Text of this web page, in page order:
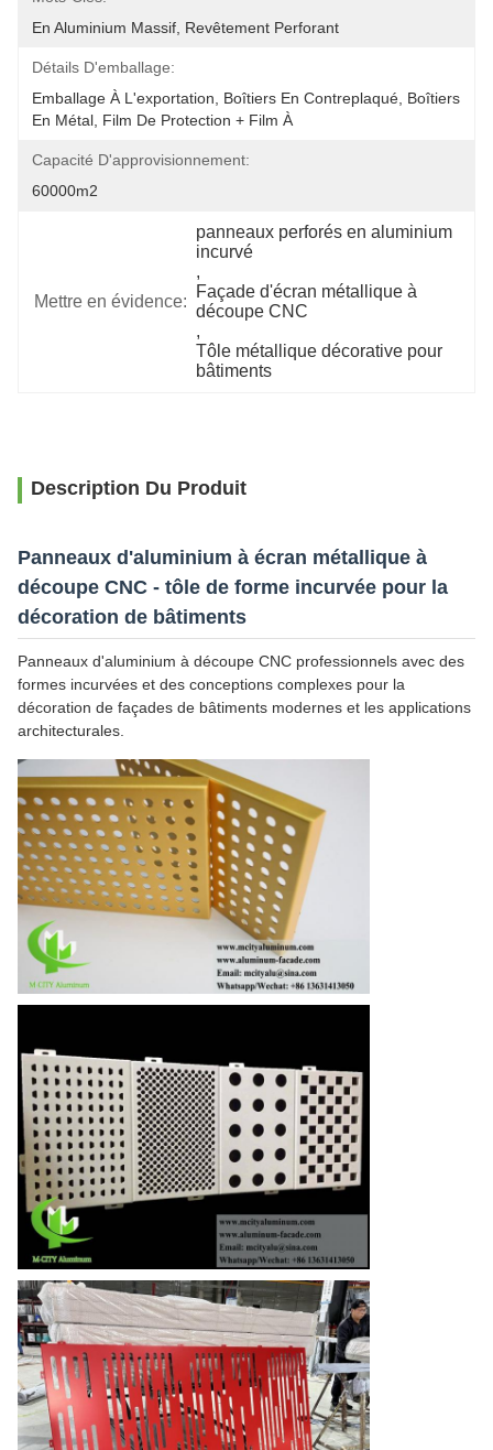
En Aluminium Massif, Revêtement Perforant
Détails D'emballage:
Emballage À L'exportation, Boîtiers En Contreplaqué, Boîtiers
En Métal, Film De Protection + Film À
Capacité D'approvisionnement:
60000m2
Mettre en évidence:
panneaux perforés en aluminium
incurvé
,
Façade d'écran métallique à
découpe CNC
,
Tôle métallique décorative pour
bâtiments
Description Du Produit
Panneaux d'aluminium à écran métallique à
découpe CNC - tôle de forme incurvée pour la
décoration de bâtiments
Panneaux d'aluminium à découpe CNC professionnels avec des
formes incurvées et des conceptions complexes pour la
décoration de façades de bâtiments modernes et les applications
architecturales.